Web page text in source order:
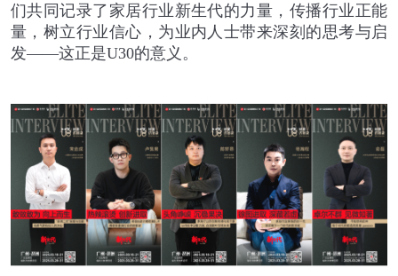
们共同记录了家居行业新生代的力量，传播行业正能
量，树立行业信心，为业内人士带来深刻的思考与启
发——这正是U30的意义。